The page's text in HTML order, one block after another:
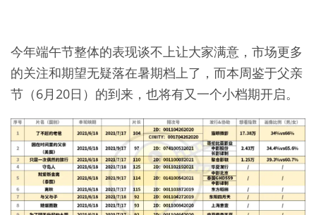
今年端午节整体的表现谈不上让大家满意，市场更多
的关注和期望无疑落在暑期档上了，而本周鉴于父亲
节（6月20日）的到来，也将有又一个小档期开启。